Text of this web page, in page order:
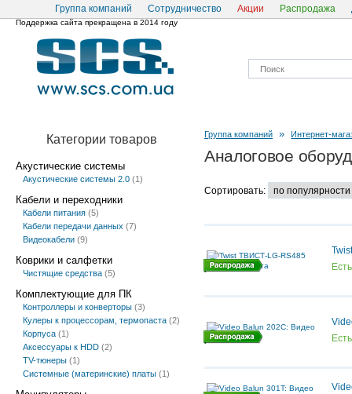
Группа компаний Сотрудничество Акции Распродажа
Поддержка сайта прекращена в 2014 году
Категории товаров
Акустические системы
Акустические системы 2.0 (1)
Кабели и переходники
Кабели питания (5)
Кабели передачи данных (7)
Видеокабели (9)
Коврики и салфетки
Чистящие средства (5)
Комплектующие для ПК
Контроллеры и конверторы (3)
Кулеры к процессорам, термопаста (2)
Корпуса (1)
Аксессуары к HDD (2)
TV-тюнеры (1)
Системные (материнские) платы (1)
Группа компаний » Интернет-
Аналоговое
Сортировать: